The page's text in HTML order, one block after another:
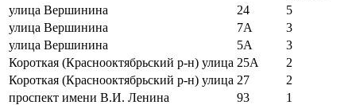
улица Вершинина
24
5
улица Вершинина
7А
3
улица Вершинина
5А
3
Короткая (Краснооктябрьский р-н) улица 25А
2
Короткая (Краснооктябрьский р-н) улица 27
2
проспект имени В.И. Ленина
93
1